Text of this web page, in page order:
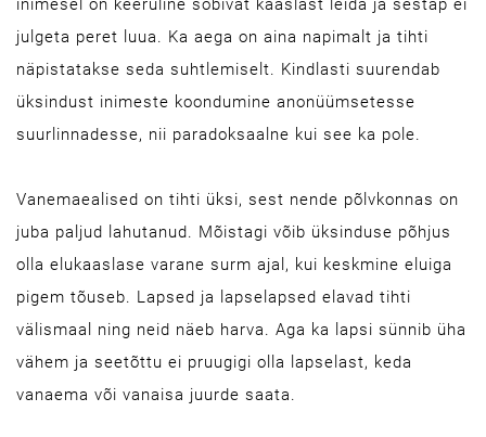
inimesel on keeruline sobivat kaaslast leida ja sestap ei
julgeta peret luua. Ka aega on aina napimalt ja tihti
näpistatakse seda suhtlemiselt. Kindlasti suurendab
üksindust inimeste koondumine anonüümsetesse
suurlinnadesse, nii paradoksaalne kui see ka pole.
Vanemaealised on tihti üksi, sest nende põlvkonnas on
juba paljud lahutanud. Mõistagi võib üksinduse põhjus
olla elukaaslase varane surm ajal, kui keskmine eluiga
pigem tõuseb. Lapsed ja lapselapsed elavad tihti
välismaal ning neid näeb harva. Aga ka lapsi sünnib üha
vähem ja seetõttu ei pruugigi olla lapselast, keda
vanaema või vanaisa juurde saata.